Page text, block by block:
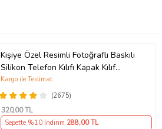
Kişiye Özel Resimli Fotoğraflı Baskılı
Silikon Telefon Kılıfı Kapak Kılıf
(Telefon Modelleri Açıklamada)
(2675)
Kargo ile Teslimat
320,00 TL
Sepette %10 İndirim 288,00 TL